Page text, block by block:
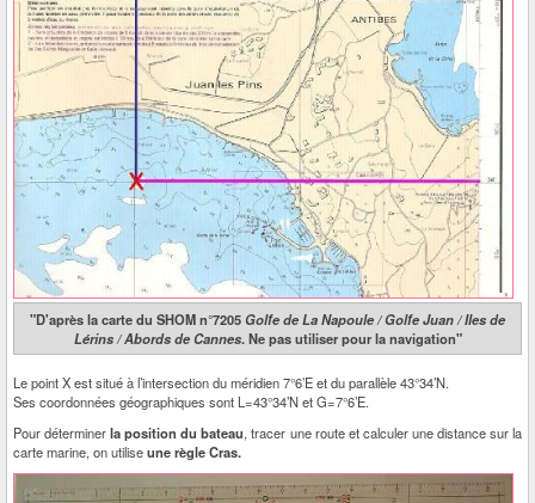
"D'après la carte du SHOM n°7205Golfe de La Napoule / Golfe Juan / Iles de
Lérins / Abords de Cannes. Ne pas utiliser pour la navigation"
Le point X est situé à l’intersection du méridien 7°6’E et du parallèle 43°34’N.
Ses coordonnées géographiques sont L=43°34’N et G=7°6’E.
Pour déterminerla position du bateau, tracer une route et calculer une distance sur la
carte marine, on utiliseune règle Cras.